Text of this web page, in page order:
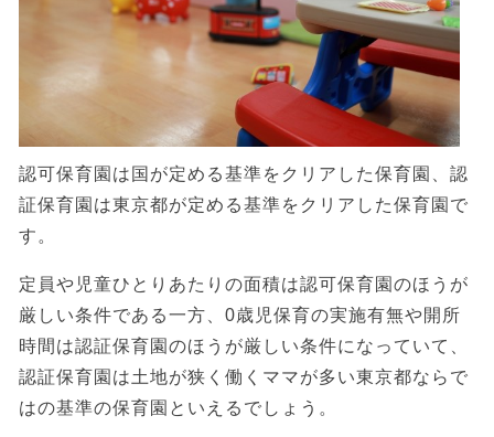
認可保育園は国が定める基準をクリアした保育園、認
証保育園は東京都が定める基準をクリアした保育園で
す。
定員や児童ひとりあたりの面積は認可保育園のほうが
厳しい条件である一方、0歳児保育の実施有無や開所
時間は認証保育園のほうが厳しい条件になっていて、
認証保育園は土地が狭く働くママが多い東京都ならで
はの基準の保育園といえるでしょう。